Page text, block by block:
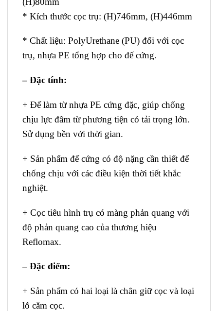
* Kích thước cọc trụ: (H)746mm, (H)446mm
* Chất liệu: PolyUrethane (PU) đối với cọc
trụ, nhựa PE tổng hợp cho đế cứng.
– Đặc tính:
+ Đế làm từ nhựa PE cứng đặc, giúp chống
chịu lực đâm từ phương tiện có tải trọng lớn.
Sử dụng bền với thời gian.
+ Sản phẩm đế cứng có độ nặng cần thiết để
chống chịu với các điều kiện thời tiết khắc
nghiệt.
+ Cọc tiêu hình trụ có màng phản quang với
độ phản quang cao của thương hiệu
Reflomax.
– Đặc điểm:
+ Sản phẩm có hai loại là chân giữ cọc và loại
lỗ cắm cọc.